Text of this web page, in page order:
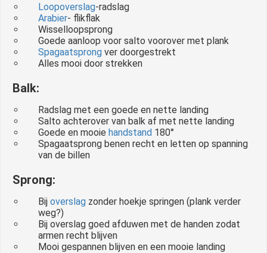
Loopoverslag-radslag
Arabier- flikflak
Wisselloopsprong
Goede aanloop voor salto voorover met plank
Spagaatsprong ver doorgestrekt
Alles mooi door strekken
Balk:
Radslag met een goede en nette landing
Salto achterover van balk af met nette landing
Goede en mooiehandstand 180°
Spagaatsprong benen recht en letten op spanning
van de billen
Sprong:
Bijoverslag zonder hoekje springen (plank verder
weg?)
Bij overslag goed afduwen met de handen zodat
armen recht blijven
Mooi gespannen blijven en een mooie landing